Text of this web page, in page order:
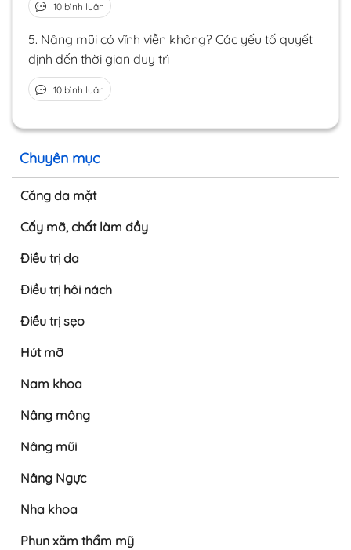
Chuyên mục
Căng da mặt
Cấy mỡ, chất làm đầy
Điều trị da
Điều trị hôi nách
Điều trị sẹo
Hút mỡ
Nam khoa
Nâng mông
Nâng mũi
Nâng Ngực
Nha khoa
Phun xăm thẩm mỹ
10 bình luận
5. Nâng mũi có vĩnh viễn không? Các yếu tố quyết
định đến thời gian duy trì
10 bình luận